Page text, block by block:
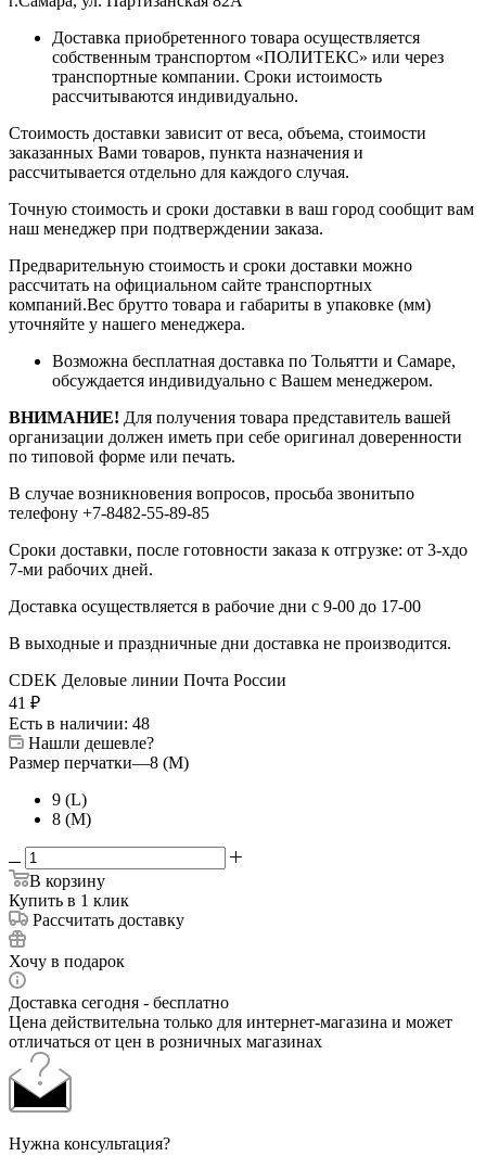
Доставка приобретенного товара осуществляется
собственным транспортом «ПОЛИТЕКС» или через
транспортные компании. Сроки истоимость
рассчитываются индивидуально.
Стоимость доставки зависит от веса, объема, стоимости
заказанных Вами товаров, пункта назначения и
рассчитывается отдельно для каждого случая.
Точную стоимость и сроки доставки в ваш город сообщит вам
наш менеджер при подтверждении заказа.
Предварительную стоимость и сроки доставки можно
рассчитать на официальном сайте транспортных
компаний.Вес брутто товара и габариты в упаковке (мм)
уточняйте у нашего менеджера.
Возможна бесплатная доставка по Тольятти и Самаре,
обсуждается индивидуально с Вашем менеджером.
ВНИМАНИЕ! Для получения товара представитель вашей
организации должен иметь при себе оригинал доверенности
по типовой форме или печать.
В случае возникновения вопросов, просьба звонитьпо
телефону +7-8482-55-89-85
Сроки доставки, после готовности заказа к отгрузке: от 3-хдо
7-ми рабочих дней.
Доставка осуществляется в рабочие дни с 9-00 до 17-00
В выходные и праздничные дни доставка не производится.
CDEK Деловые линии Почта России
41 ₽
Есть в наличии: 48
Нашли дешевле?
Размер перчатки—8 (M)
9 (L)
8 (M)
В корзину
Купить в 1 клик
Рассчитать доставку
Хочу в подарок
Доставка сегодня - бесплатно
Цена действительна только для интернет-магазина и может
отличаться от цен в розничных магазинах
Нужна консультация?